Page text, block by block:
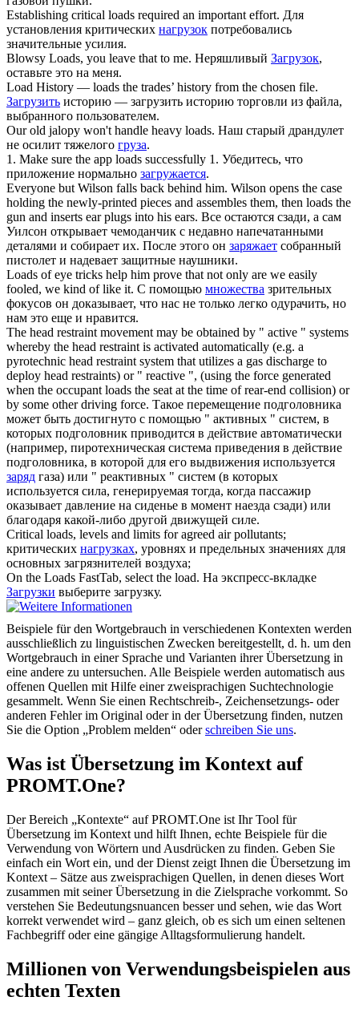
Establishing critical loads required an important effort. Для
установления критических нагрузок потребовались
значительные усилия.
Blowsy Loads, you leave that to me. Неряшливый Загрузок,
оставьте это на меня.
Load History — loads the trades’ history from the chosen file.
Загрузить историю — загрузить историю торговли из файла,
выбранного пользователем.
Our old jalopy won't handle heavy loads. Наш старый драндулет
не осилит тяжелого груза.
1. Make sure the app loads successfully 1. Убедитесь, что
приложение нормально загружается.
Everyone but Wilson falls back behind him. Wilson opens the case
holding the newly-printed pieces and assembles them, then loads the
gun and inserts ear plugs into his ears. Все остаются сзади, а сам
Уилсон открывает чемоданчик с недавно напечатанными
деталями и собирает их. После этого он заряжает собранный
пистолет и надевает защитные наушники.
Loads of eye tricks help him prove that not only are we easily
fooled, we kind of like it. С помощью множества зрительных
фокусов он доказывает, что нас не только легко одурачить, но
нам это еще и нравится.
The head restraint movement may be obtained by " active " systems
whereby the head restraint is activated automatically (e.g. a
pyrotechnic head restraint system that utilizes a gas discharge to
deploy head restraints) or " reactive ", (using the force generated
when the occupantloads the seat at the time of rear-end collision) or
by some other driving force. Такое перемещение подголовника
может быть достигнуто с помощью " активных " систем, в
которых подголовник приводится в действие автоматически
(например, пиротехническая система приведения в действие
подголовника, в которой для его выдвижения используется
заряд газа) или " реактивных " систем (в которых
используется сила, генерируемая тогда, когда пассажир
оказывает давление на сиденье в момент наезда сзади) или
благодаря какой-либо другой движущей силе.
Critical loads, levels and limits for agreed air pollutants;
критических нагрузках, уровнях и предельных значениях для
основных загрязнителей воздуха;
On the Loads FastTab, select the load. На экспресс-вкладке
Загрузки выберите загрузку.
Beispiele für den Wortgebrauch in verschiedenen Kontexten werden
ausschließlich zu linguistischen Zwecken bereitgestellt, d. h. um den
Wortgebrauch in einer Sprache und Varianten ihrer Übersetzung in
eine andere zu untersuchen. Alle Beispiele werden automatisch aus
offenen Quellen mit Hilfe einer zweisprachigen Suchtechnologie
gesammelt. Wenn Sie einen Rechtschreib-, Zeichensetzungs- oder
anderen Fehler im Original oder in der Übersetzung finden, nutzen
Sie die Option „Problem melden“ oderschreiben Sie uns.
Was ist Übersetzung im Kontext auf
PROMT.One?
Der Bereich „Kontexte“ auf PROMT.One ist Ihr Tool für
Übersetzung im Kontext und hilft Ihnen, echte Beispiele für die
Verwendung von Wörtern und Ausdrücken zu finden. Geben Sie
einfach ein Wort ein, und der Dienst zeigt Ihnen die Übersetzung im
Kontext – Sätze aus zweisprachigen Quellen, in denen dieses Wort
zusammen mit seiner Übersetzung in die Zielsprache vorkommt. So
verstehen Sie Bedeutungsnuancen besser und sehen, wie das Wort
korrekt verwendet wird – ganz gleich, ob es sich um einen seltenen
Fachbegriff oder eine gängige Alltagsformulierung handelt.
Millionen von Verwendungsbeispielen aus
echten Texten